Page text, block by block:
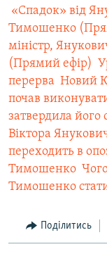
 «Спадок» від
Тимошенко
міністр,
(Прямий ефір) 
перерва  Новий
почав
затвердила його
Віктора
переходить в
Тимошенко 
Тимошенко
Поділитись